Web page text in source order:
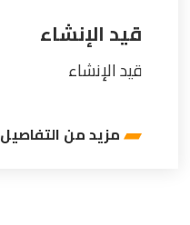
قيد الإنشاء
قيد الإنشاء
مزيد من التفاصيل